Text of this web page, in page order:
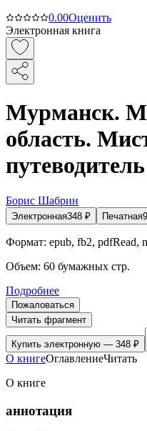
0.00Оценить
Электронная книга
Мурманск.
область.
путеводитель
Борис Шабрин
Электронная348 ₽ Печатная
Формат: epub, fb2, pdfRead,
Объем: 60 бумажных стр.
Подробнее
Пожаловаться
Читать фрагмент
Купить электронную — 348 ₽
О книгеОглавлениеЧитать
О книге
аннотация